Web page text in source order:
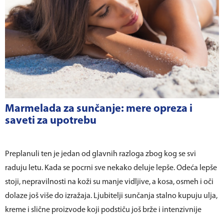
Marmelada za sunčanje: mere opreza i
saveti za upotrebu
Preplanuli ten je jedan od glavnih razloga zbog kog se svi
raduju letu. Kada se pocrni sve nekako deluje lepše. Odeća lepše
stoji, nepravilnosti na koži su manje vidljive, a kosa, osmeh i oči
dolaze još više do izražaja. Ljubitelji sunčanja stalno kupuju ulja,
kreme i slične proizvode koji podstiču još brže i intenzivnije